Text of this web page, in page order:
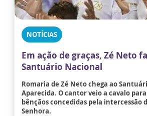
NOTÍCIAS
Em ação de graças, Zé Neto
Santuário Nacional
Romaria de Zé Neto chega ao
Aparecida. O cantor veio a cavalo
bênçãos concedidas pela intercessão
Senhora.